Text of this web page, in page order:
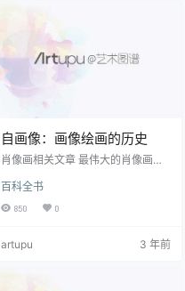
遗址之一 基督教艺术 威严地 大教堂
由科隆大主教K…
自画像：画像绘画的历史
肖像画相关文章 最伟大的肖像画
870至1900年） 表现主义肖像 （2
0世纪初） 顶级肖像画家 对于最好
的画家 看到： 最佳肖像画家 。 介
肖像艺术 ，可追溯至古埃及。 从那
百科全书
850 0
artupu 3 年前